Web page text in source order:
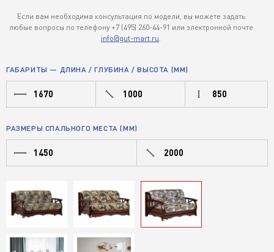
Если вам необходима консультация по модели, вы можете задать
любые вопросы по телефону +7 (495) 260-44-91 или электронной почте
info@gut-mart.ru.
ГАБАРИТЫ — ДЛИНА / ГЛУБИНА / ВЫСОТА (ММ)
1670 1000 850
РАЗМЕРЫ СПАЛЬНОГО МЕСТА (ММ)
1450 2000